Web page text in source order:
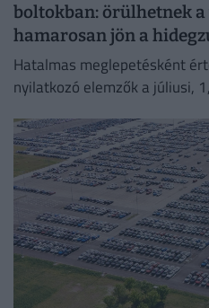
boltokban: örülhetnek a
hamarosan jön a
Hatalmas meglepetésként
nyilatkozó elemzők a júliusi,